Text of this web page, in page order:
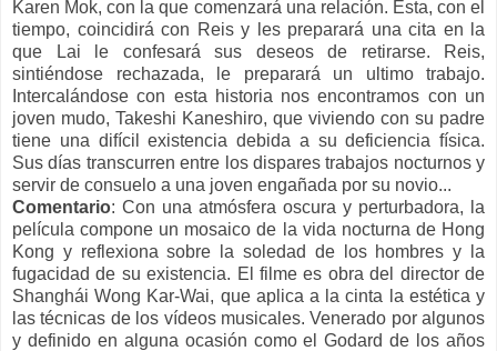
Karen Mok, con la que comenzará una relación. Ésta, con el
tiempo, coincidirá con Reis y les preparará una cita en la
que Lai le confesará sus deseos de retirarse. Reis,
sintiéndose rechazada, le preparará un ultimo trabajo.
Intercalándose con esta historia nos encontramos con un
joven mudo, Takeshi Kaneshiro, que viviendo con su padre
tiene una difícil existencia debida a su deficiencia física.
Sus días transcurren entre los dispares trabajos nocturnos y
servir de consuelo a una joven engañada por su novio...
Comentario: Con una atmósfera oscura y perturbadora, la
película compone un mosaico de la vida nocturna de Hong
Kong y reflexiona sobre la soledad de los hombres y la
fugacidad de su existencia. El filme es obra del director de
Shanghái Wong Kar-Wai, que aplica a la cinta la estética y
las técnicas de los vídeos musicales. Venerado por algunos
y definido en alguna ocasión como el Godard de los años